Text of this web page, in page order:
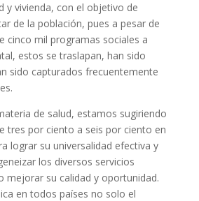
y vivienda, con el objetivo de
de la población, pues a pesar de
cinco mil programas sociales a
estos se traslapan, han sido
sido capturados frecuentemente
de salud, estamos sugiriendo
tres por ciento a seis por ciento en
lograr su universalidad efectiva y
los diversos servicios
mejorar su calidad y oportunidad.
en todos países no solo el